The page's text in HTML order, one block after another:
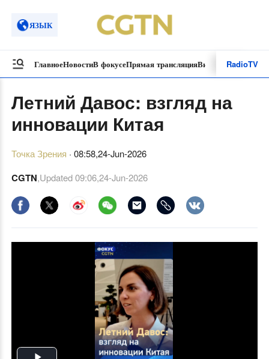
ЯЗЫК
ГлавноеНовостиВ фокусеПрямая трансляцияВидеоролики
RadioTV
Летний Давос: взгляд на
инновации Китая
Точка Зрения · 08:58,24-Jun-2026
CGTN,Updated09:06,24-Jun-2026